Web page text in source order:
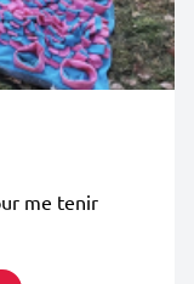
me tenir